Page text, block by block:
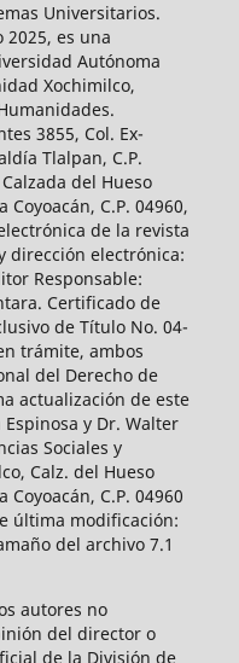
Universitarios.
es una
Autónoma
Xochimilco,
3855, Col. Ex-
Tlalpan, C.P.
del Hueso
C.P. 04960,
de la revista
dirección electrónica:
Responsable:
Certificado de
de Título No. 04-
trámite, ambos
del Derecho de
actualización de este
y Dr. Walter
Sociales y
Calz. del Hueso
C.P. 04960
última modificación:
del archivo 7.1
autores no
del director o
de la División de